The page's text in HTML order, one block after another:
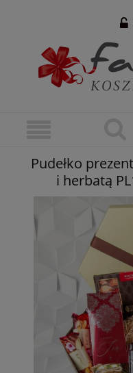
Pudełko
i herbatą